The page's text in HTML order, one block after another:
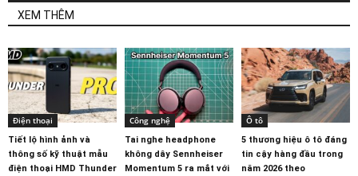
XEM THÊM
Điện thoại
Tiết lộ hình ảnh và
thông số kỹ thuật mẫu
điện thoại HMD Thunder
Công nghệ
Tai nghe headphone
không dây Sennheiser
Momentum 5 ra mắt với
Ô tô
5 thương hiệu ô tô đáng
tin cậy hàng đầu trong
năm 2026 theo